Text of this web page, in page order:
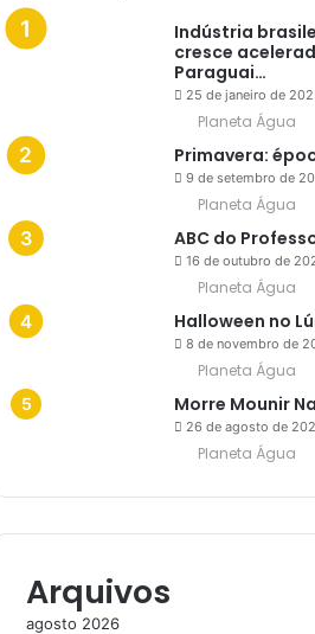
Indústria
cresce
Paraguai…
25 de janeiro de
Planeta Água
Primavera:
9 de setembro de
Planeta Água
ABC do
16 de outubro de
Planeta Água
Halloween no
8 de novembro de
Planeta Água
Morre Mounir
26 de agosto de
Planeta Água
Arquivos
agosto 2026